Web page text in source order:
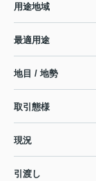
用途地域
最適用途
地目 / 地勢
取引態様
現況
引渡し